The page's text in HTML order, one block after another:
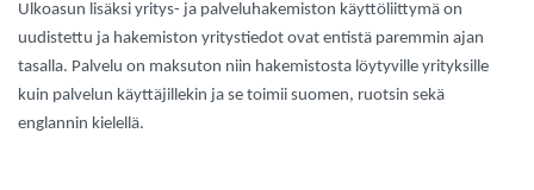
Ulkoasun lisäksi yritys- ja palveluhakemiston käyttöliittymä on
uudistettu ja hakemiston yritystiedot ovat entistä paremmin ajan
tasalla. Palvelu on maksuton niin hakemistosta löytyville yrityksille
kuin palvelun käyttäjillekin ja se toimii suomen, ruotsin sekä
englannin kielellä.